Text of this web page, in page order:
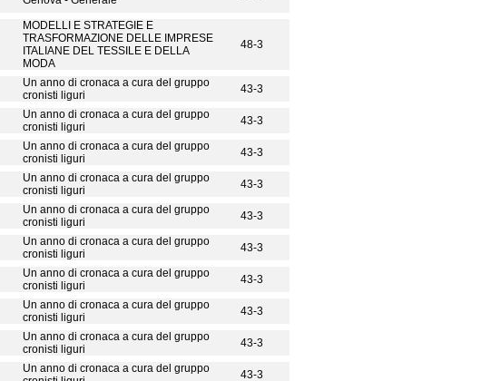
MODELLI E STRATEGIE E
TRASFORMAZIONE DELLE IMPRESE
ITALIANE DEL TESSILE E DELLA
MODA
48-3
Un anno di cronaca a cura del gruppo
cronisti liguri
43-3
Un anno di cronaca a cura del gruppo
cronisti liguri
43-3
Un anno di cronaca a cura del gruppo
cronisti liguri
43-3
Un anno di cronaca a cura del gruppo
cronisti liguri
43-3
Un anno di cronaca a cura del gruppo
cronisti liguri
43-3
Un anno di cronaca a cura del gruppo
cronisti liguri
43-3
Un anno di cronaca a cura del gruppo
cronisti liguri
43-3
Un anno di cronaca a cura del gruppo
cronisti liguri
43-3
Un anno di cronaca a cura del gruppo
cronisti liguri
43-3
Un anno di cronaca a cura del gruppo
43-3